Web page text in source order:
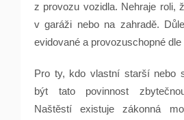
z provozu vozidla. Nehraje roli,
v garáži nebo na zahradě.
evidované a provozuschopné
Pro ty, kdo vlastní starší nebo
být tato povinnost
Naštěstí existuje zákonná